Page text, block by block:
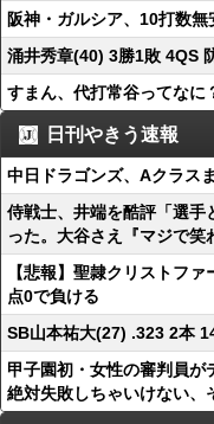
阪神・ガルシア、10打数
涌井秀章(40) 3勝1敗 4QS
すまん、代打常谷ってなに
日刊やきう速報
中日ドラゴンズ、Aクラス
侍戦士、井端を酷評「選手
った。大谷さえ『マジで笑
【悲報】聖隷クリストフ
点0で負ける
SB山本祐大(27) .323 2本
甲子園初・女性の審判員
絶対失敗しちゃいけない、